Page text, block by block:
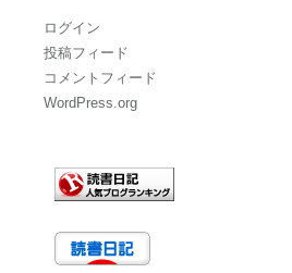
ログイン
投稿フィード
コメントフィード
WordPress.org